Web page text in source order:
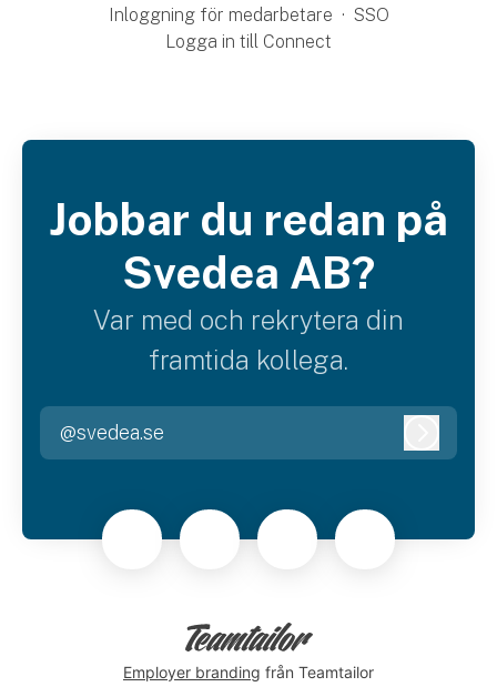
Inloggning för medarbetare · SSO
Logga in till Connect
Jobbar du redan på
Svedea AB?
Var med och rekrytera din
framtida kollega.
@svedea.se
Employer branding från Teamtailor